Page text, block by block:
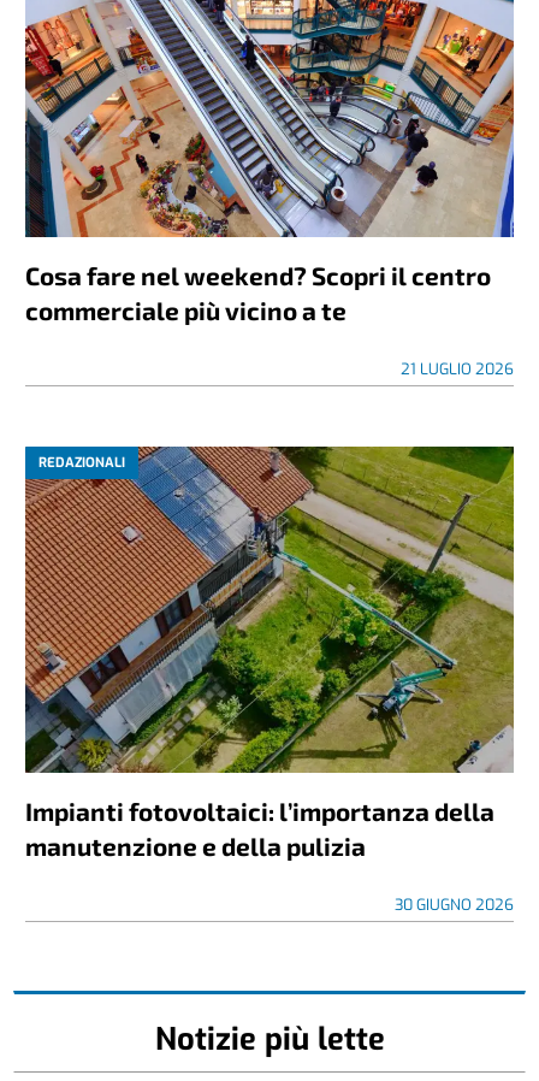
Cosa fare nel weekend? Scopri il centro
commerciale più vicino a te
21 LUGLIO 2026
REDAZIONALI
Impianti fotovoltaici: l’importanza della
manutenzione e della pulizia
30 GIUGNO 2026
Notizie più lette